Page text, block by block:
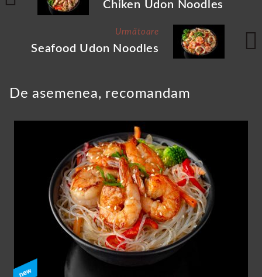
Chiken Udon Noodles
Următoare
Seafood Udon Noodles
De asemenea, recomandam